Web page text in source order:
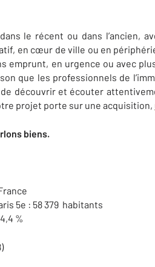
le récent ou dans l’ancien,
en cœur de ville ou en
emprunt, en urgence ou avec
que les professionnels de
découvrir et écouter
projet porte sur une acquisition,
biens.
5e : 58 379 habitants
%